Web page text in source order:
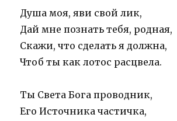
Душа моя, яви свой лик,
Дай мне познать тебя, родная,
Скажи, что сделать я должна,
Чтоб ты как лотос расцвела.
Ты Света Бога проводник,
Его Источника частичка,